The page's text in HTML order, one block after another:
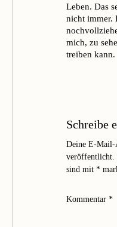
Leben. Das
nicht immer.
mich, zu
treiben kann.
Schreibe
Deine E-Mail-
veröffentlicht.
sind mit *
Kommentar *